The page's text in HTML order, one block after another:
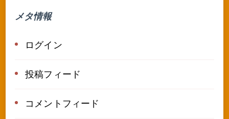
メタ情報
ログイン
投稿フィード
コメントフィード